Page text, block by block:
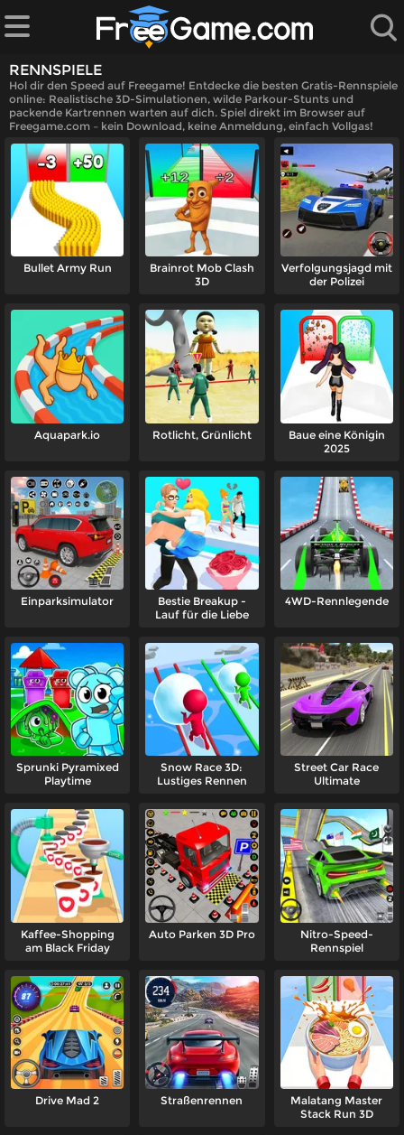
RENNSPIELE
Hol dir den Speed auf Freegame! Entdecke die besten Gratis-Rennspiele
online: Realistische 3D-Simulationen, wilde Parkour-Stunts und
packende Kartrennen warten auf dich. Spiel direkt im Browser auf
Freegame.com – kein Download, keine Anmeldung, einfach Vollgas!
Bullet Army Run
Brainrot Mob Clash
3D
Verfolgungsjagd mit
der Polizei
Aquapark.io Rotlicht, Grünlicht
Baue eine Königin
2025
Einparksimulator
Bestie Breakup -
Lauf für die Liebe
4WD-Rennlegende
Sprunki Pyramixed
Playtime
Snow Race 3D:
Lustiges Rennen
Street Car Race
Ultimate
Kaffee-Shopping
am Black Friday
Auto Parken 3D Pro
Nitro-Speed-
Rennspiel
Drive Mad 2 Straßenrennen
Malatang Master
Stack Run 3D